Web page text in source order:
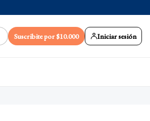
Suscribite por $10.000 Iniciar sesión